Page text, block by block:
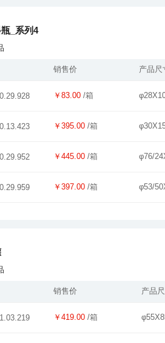
_系列4
销售价 产品尺
￥83.00 /箱
￥395.00 /箱
￥445.00 /箱 φ76/
￥397.00 /箱 φ53/
销售价 产品
￥419.00 /箱